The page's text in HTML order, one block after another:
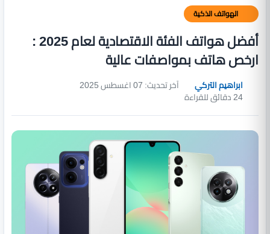
الهواتف الذكية
أفضل هواتف الفئة الاقتصادية لعام 2025 :
ارخص هاتف بمواصفات عالية
ابراهيم التركي آخر تحديث: 07 اغسطس 2025